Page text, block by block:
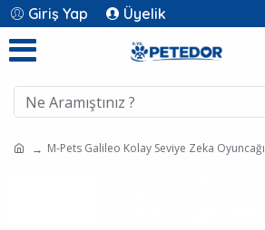
Giriş Yap Üyelik
M-Pets Galileo Kolay Seviye Zeka Oyuncağı